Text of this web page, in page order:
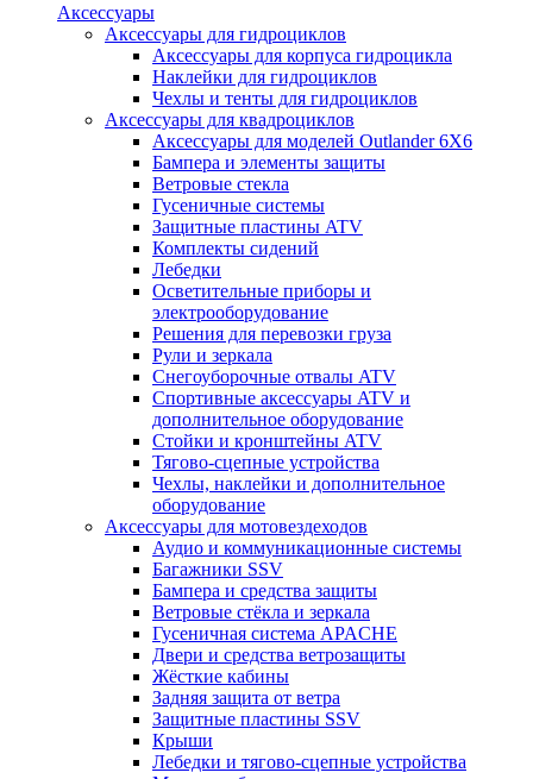
Аксессуары
Аксессуары для гидроциклов
Аксессуары для корпуса гидроцикла
Наклейки для гидроциклов
Чехлы и тенты для гидроциклов
Аксессуары для квадроциклов
Аксессуары для моделей Outlander 6X6
Бампера и элементы защиты
Ветровые стекла
Гусеничные системы
Защитные пластины ATV
Комплекты сидений
Лебедки
Осветительные приборы и
электрооборудование
Решения для перевозки груза
Рули и зеркала
Снегоуборочные отвалы ATV
Спортивные аксессуары ATV и
дополнительное оборудование
Стойки и кронштейны ATV
Тягово-сцепные устройства
Чехлы, наклейки и дополнительное
оборудование
Аксессуары для мотовездеходов
Аудио и коммуникационные системы
Багажники SSV
Бампера и средства защиты
Ветровые стёкла и зеркала
Гусеничная система APACHE
Двери и средства ветрозащиты
Жёсткие кабины
Задняя защита от ветра
Защитные пластины SSV
Крыши
Лебедки и тягово-сцепные устройства